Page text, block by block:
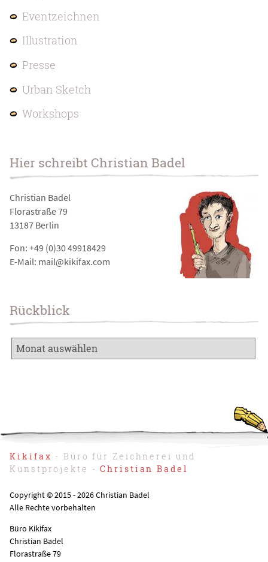
Eventzeichnen
Illustration
Presse
Urban Sketch
Workshops
Hier schreibt Christian Badel
Christian Badel
Florastraße 79
13187 Berlin
Fon: +49 (0)30 49918429
E-Mail: mail@kikifax.com
Rückblick
Kikifax - Büro für Zeichnerei und
Kunstprojekte -Christian Badel
Copyright © 2015 - 2026 Christian Badel
Alle Rechte vorbehalten
Büro Kikifax
Christian Badel
Florastraße 79